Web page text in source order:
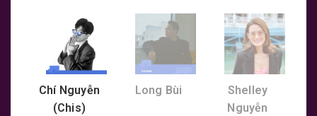
nhiều trải nghiệm bất ngờ cho các bạn học viên, đặc
biệt với các môn học thuần về công cụ như Adobe
Premiere. Hãy xem đánh giá của các bạn học viên để
xem chất lượng của lớp REMOTE qua ZOOM như thế
nào nhé.
Chí Nguyễn
(Chis)
Long Bùi
Shelley
Nguyễn